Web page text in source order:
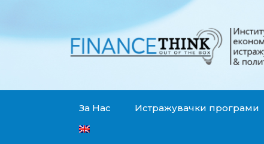
За Нас Истражувачки програми